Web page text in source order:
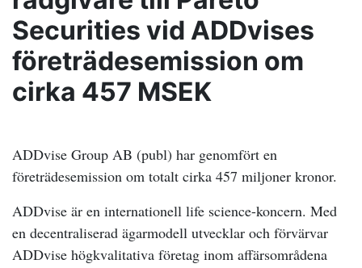
Securities vid ADDvises
företrädesemission om
cirka 457 MSEK
ADDvise Group AB (publ) har genomfört en
företrädesemission om totalt cirka 457 miljoner kronor.
ADDvise är en internationell life science-koncern. Med
en decentraliserad ägarmodell utvecklar och förvärvar
ADDvise högkvalitativa företag inom affärsområdena